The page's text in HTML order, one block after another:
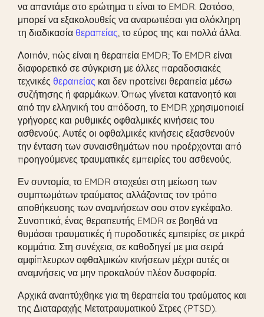
να απαντάμε στο ερώτημα τι είναι το EMDR. Ωστόσο,
μπορεί να εξακολουθείς να αναρωτιέσαι για ολόκληρη
τη διαδικασία θεραπείας, το εύρος της και πολλά άλλα.
Λοιπόν, πώς είναι η θεραπεία EMDR; Το EMDR είναι
διαφορετικό σε σύγκριση με άλλες παραδοσιακές
τεχνικές θεραπείας και δεν προτείνει θεραπεία μέσω
συζήτησης ή φαρμάκων. Όπως γίνεται κατανοητό και
από την ελληνική του απόδοση, το EMDR χρησιμοποιεί
γρήγορες και ρυθμικές οφθαλμικές κινήσεις του
ασθενούς. Αυτές οι οφθαλμικές κινήσεις εξασθενούν
την ένταση των συναισθημάτων που προέρχονται από
προηγούμενες τραυματικές εμπειρίες του ασθενούς.
Εν συντομία, το EMDR στοχεύει στη μείωση των
συμπτωμάτων τραύματος αλλάζοντας τον τρόπο
αποθήκευσης των αναμνήσεων σου στον εγκέφαλο.
Συνοπτικά, ένας θεραπευτής EMDR σε βοηθά να
θυμάσαι τραυματικές ή πυροδοτικές εμπειρίες σε μικρά
κομμάτια. Στη συνέχεια, σε καθοδηγεί με μια σειρά
αμφίπλευρων οφθαλμικών κινήσεων μέχρι αυτές οι
αναμνήσεις να μην προκαλούν πλέον δυσφορία.
Αρχικά αναπτύχθηκε για τη θεραπεία του τραύματος και
της Διαταραχής Μετατραυματικού Στρες (PTSD).